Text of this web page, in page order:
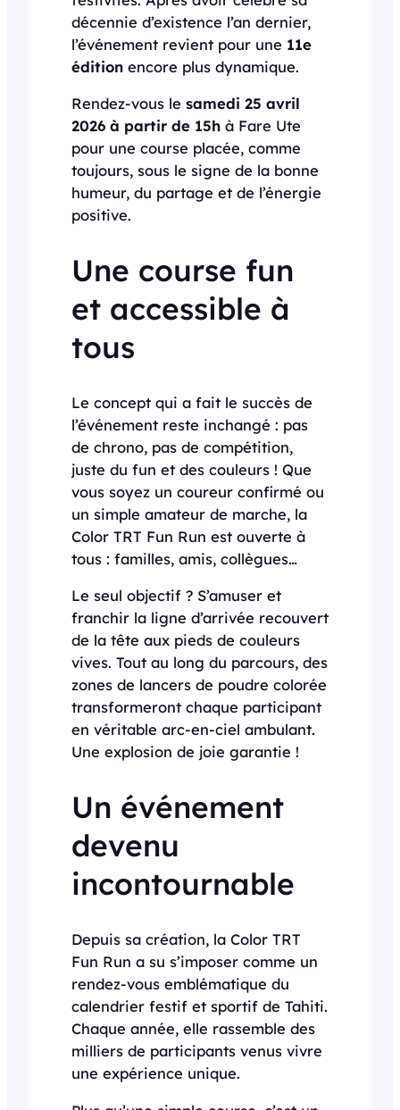
décennie d’existence l’an dernier,
l’événement revient pour une 11e
édition encore plus dynamique.
Rendez-vous le samedi 25 avril
2026 à partir de 15h à Fare Ute
pour une course placée, comme
toujours, sous le signe de la bonne
humeur, du partage et de l’énergie
positive.
Une course fun
et accessible à
tous
Le concept qui a fait le succès de
l’événement reste inchangé : pas
de chrono, pas de compétition,
juste du fun et des couleurs ! Que
vous soyez un coureur confirmé ou
un simple amateur de marche, la
Color TRT Fun Run est ouverte à
tous : familles, amis, collègues…
Le seul objectif ? S’amuser et
franchir la ligne d’arrivée recouvert
de la tête aux pieds de couleurs
vives. Tout au long du parcours, des
zones de lancers de poudre colorée
transformeront chaque participant
en véritable arc-en-ciel ambulant.
Une explosion de joie garantie !
Un événement
devenu
incontournable
Depuis sa création, la Color TRT
Fun Run a su s’imposer comme un
rendez-vous emblématique du
calendrier festif et sportif de Tahiti.
Chaque année, elle rassemble des
milliers de participants venus vivre
une expérience unique.